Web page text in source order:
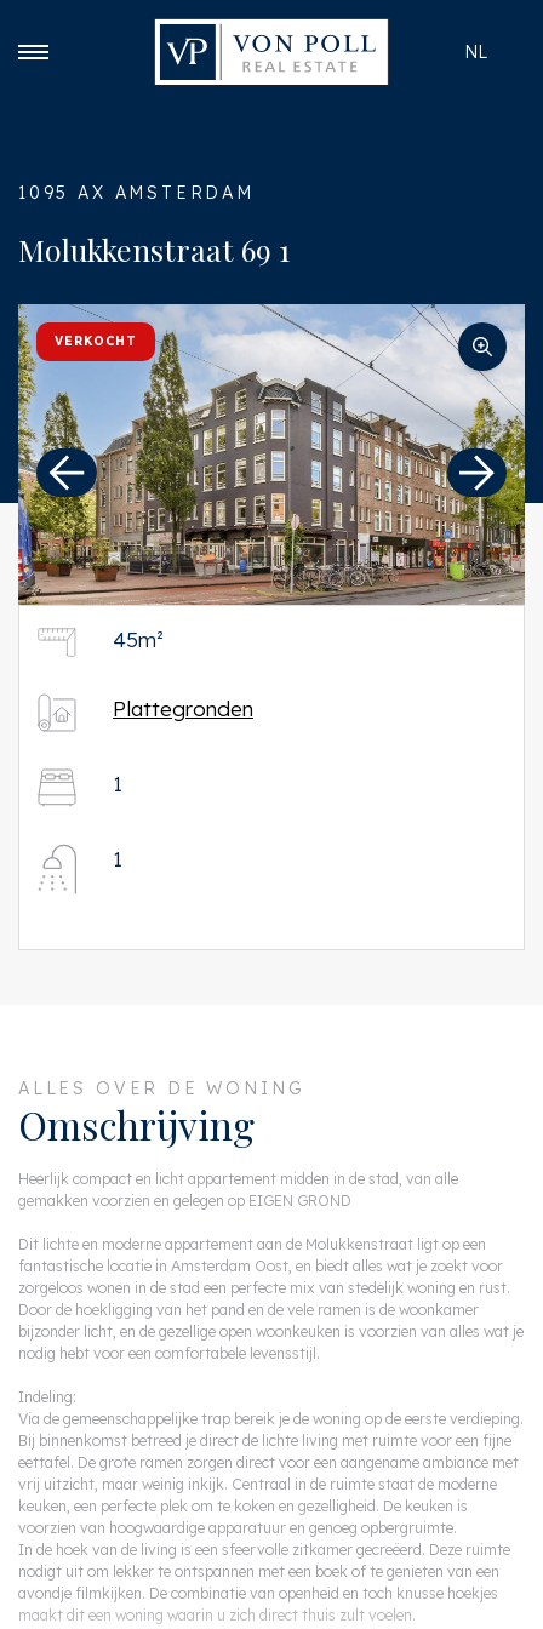
NL
1095 AX AMSTERDAM
Molukkenstraat 69 1
VERKOCHT
45m²
Plattegronden
1
1
ALLES OVER DE WONING
Omschrijving
Heerlijk compact en licht appartement midden in de stad, van alle
gemakken voorzien en gelegen op EIGEN GROND
Dit lichte en moderne appartement aan de Molukkenstraat ligt op een
fantastische locatie in Amsterdam Oost, en biedt alles wat je zoekt voor
zorgeloos wonen in de stad een perfecte mix van stedelijk woning en rust.
Door de hoekligging van het pand en de vele ramen is de woonkamer
bijzonder licht, en de gezellige open woonkeuken is voorzien van alles wat je
nodig hebt voor een comfortabele levensstijl.
Indeling:
Via de gemeenschappelijke trap bereik je de woning op de eerste verdieping.
Bij binnenkomst betreed je direct de lichte living met ruimte voor een fijne
eettafel. De grote ramen zorgen direct voor een aangename ambiance met
vrij uitzicht, maar weinig inkijk. Centraal in de ruimte staat de moderne
keuken, een perfecte plek om te koken en gezelligheid. De keuken is
voorzien van hoogwaardige apparatuur en genoeg opbergruimte.
In de hoek van de living is een sfeervolle zitkamer gecreëerd. Deze ruimte
nodigt uit om lekker te ontspannen met een boek of te genieten van een
avondje filmkijken. De combinatie van openheid en toch knusse hoekjes
maakt dit een woning waarin u zich direct thuis zult voelen.